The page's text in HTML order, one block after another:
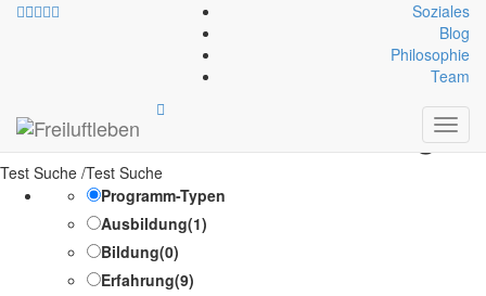
Soziales
Blog
Philosophie
Team
Kategorien-Infoblock: Track-
und Routenverwaltung
Test Suche /Test Suche
Programm-Typen
Ausbildung(1)
Bildung(0)
Erfahrung(9)